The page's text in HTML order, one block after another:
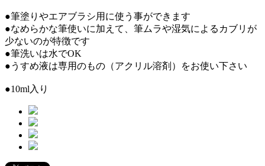
●筆塗りやエアブラシ用に使う事ができます
●なめらかな筆使いに加えて、筆ムラや湿気によるカブリが
少ないのが特徴です
●筆洗いは水でOK
●うすめ液は専用のもの（アクリル溶剤）をお使い下さい
●10ml入り